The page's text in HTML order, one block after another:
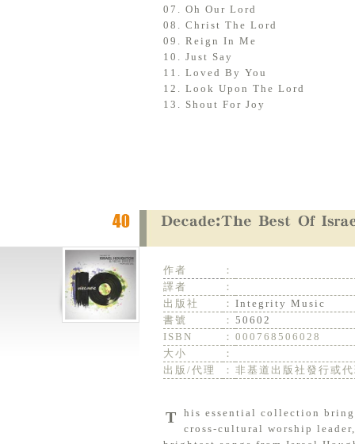
07. Oh Our Lord
08. Christ The Lord
09. Reign In Me
10. Just Say
11. Loved By You
12. Look Upon The Lord
13. Shout For Joy
作者
：
譯者
：
出版社
： Integrity Music
書號
： 50602
ISBN
： 000768506028
大小
：
出版/代理
： 非基道出版社發行或
This essential collection brings together the best songs from multi-Grammy Award winner and
cross-cultural worship